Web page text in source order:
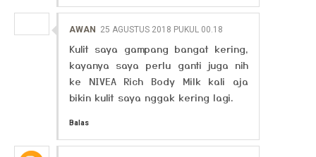
AWAN 25 AGUSTUS 2018 PUKUL 00.18
Kulit saya gampang bangat kering,
kayanya saya perlu ganti juga nih
ke NIVEA Rich Body Milk kali aja
bikin kulit saya nggak kering lagi.
Balas